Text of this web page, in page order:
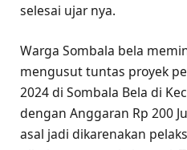
selesai ujar nya.
Warga Sombala bela
mengusut tuntas proyek
2024 di Sombala Bela di
dengan Anggaran Rp 200
asal jadi dikarenakan